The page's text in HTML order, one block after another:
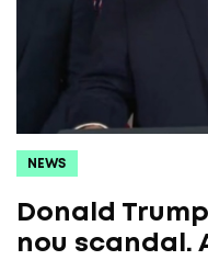
NEWS
Donald
nou scandal.